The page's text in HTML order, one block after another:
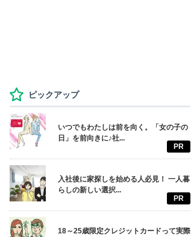
ピックアップ
いつでもわたしは前を向く。「女の子の
日」を前向きに♪社...
PR
入社後に家探しを始める人必見！ 一人暮
らしの新しい選択...
PR
18～25歳限定クレジットカードって実際